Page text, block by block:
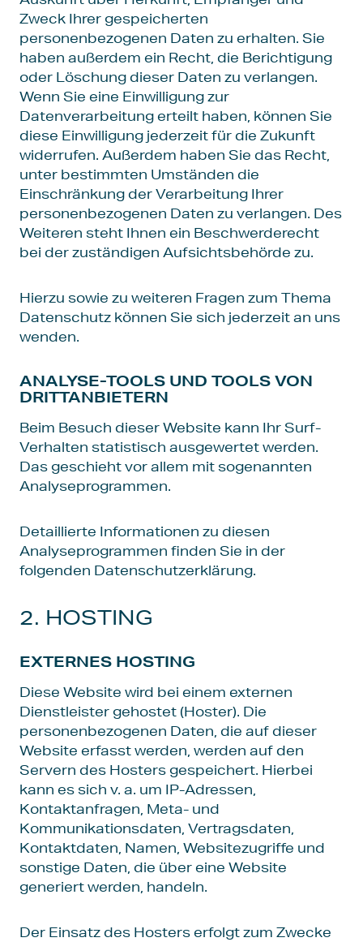
Zweck Ihrer gespeicherten
personenbezogenen Daten zu erhalten. Sie
haben außerdem ein Recht, die Berichtigung
oder Löschung dieser Daten zu verlangen.
Wenn Sie eine Einwilligung zur
Datenverarbeitung erteilt haben, können Sie
diese Einwilligung jederzeit für die Zukunft
widerrufen. Außerdem haben Sie das Recht,
unter bestimmten Umständen die
Einschränkung der Verarbeitung Ihrer
personenbezogenen Daten zu verlangen. Des
Weiteren steht Ihnen ein Beschwerderecht
bei der zuständigen Aufsichtsbehörde zu.
Hierzu sowie zu weiteren Fragen zum Thema
Datenschutz können Sie sich jederzeit an uns
wenden.
ANALYSE-TOOLS UND TOOLS VON
DRITT­ANBIETERN
Beim Besuch dieser Website kann Ihr Surf-
Verhalten statistisch ausgewertet werden.
Das geschieht vor allem mit sogenannten
Analyseprogrammen.
Detaillierte Informationen zu diesen
Analyseprogrammen finden Sie in der
folgenden Datenschutzerklärung.
2. HOSTING
EXTERNES HOSTING
Diese Website wird bei einem externen
Dienstleister gehostet (Hoster). Die
personenbezogenen Daten, die auf dieser
Website erfasst werden, werden auf den
Servern des Hosters gespeichert. Hierbei
kann es sich v. a. um IP-Adressen,
Kontaktanfragen, Meta- und
Kommunikationsdaten, Vertragsdaten,
Kontaktdaten, Namen, Websitezugriffe und
sonstige Daten, die über eine Website
generiert werden, handeln.
Der Einsatz des Hosters erfolgt zum Zwecke